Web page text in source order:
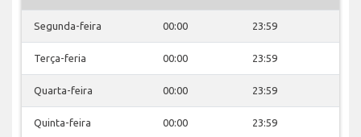
Segunda-feira 00:00 23:59
Terça-feria 00:00 23:59
Quarta-feira 00:00 23:59
Quinta-feira 00:00 23:59